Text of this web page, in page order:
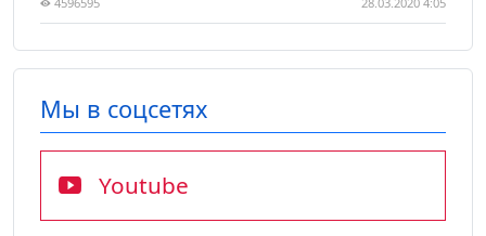
Мы в соцсетях
Youtube